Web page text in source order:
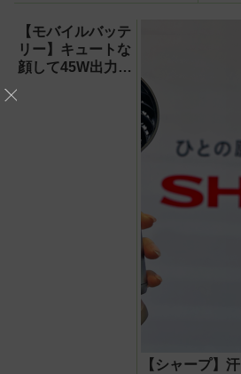
【モバイルバッテ
リー】キュートな
顔して45W出力＆
【シャープ】汗